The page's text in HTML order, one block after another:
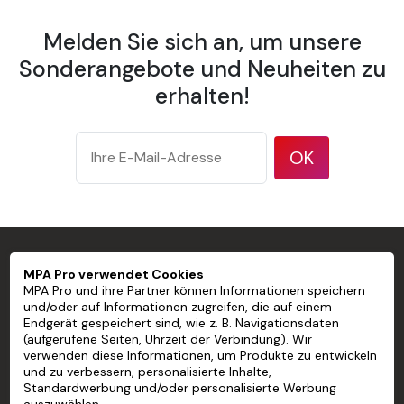
vorgeklebte Wandtapete
Breite einer Bahn 600 mm
Gewicht 175 g/m² nach ISO 536 Testmethode
Dicke 177 µm/7 mil gemäß ISO 534 Testmethode
Helligkeit 83 % gemäß ISO 2470 Testmethode.
Finish Matt
Temperatur im Betrieb 15 bis 30 °C
Luftfeuchtigkeit im Betrieb 15 bis 80 % rel.
Melden Sie sich an, um unsere
Sonderangebote und Neuheiten zu
erhalten!
OK
MPA PRO SPEZIALIST FÜR PROFESSIONELLE
MARKIERUNGEN
MPA PRO
UNSERE DIENSTLEISTUNGEN
MPA Pro verwendet Cookies
MPA Pro und ihre Partner können Informationen speichern
und/oder auf Informationen zugreifen, die auf einem
Endgerät gespeichert sind, wie z. B. Navigationsdaten
(aufgerufene Seiten, Uhrzeit der Verbindung). Wir
verwenden diese Informationen, um Produkte zu entwickeln
und zu verbessern, personalisierte Inhalte,
Standardwerbung und/oder personalisierte Werbung